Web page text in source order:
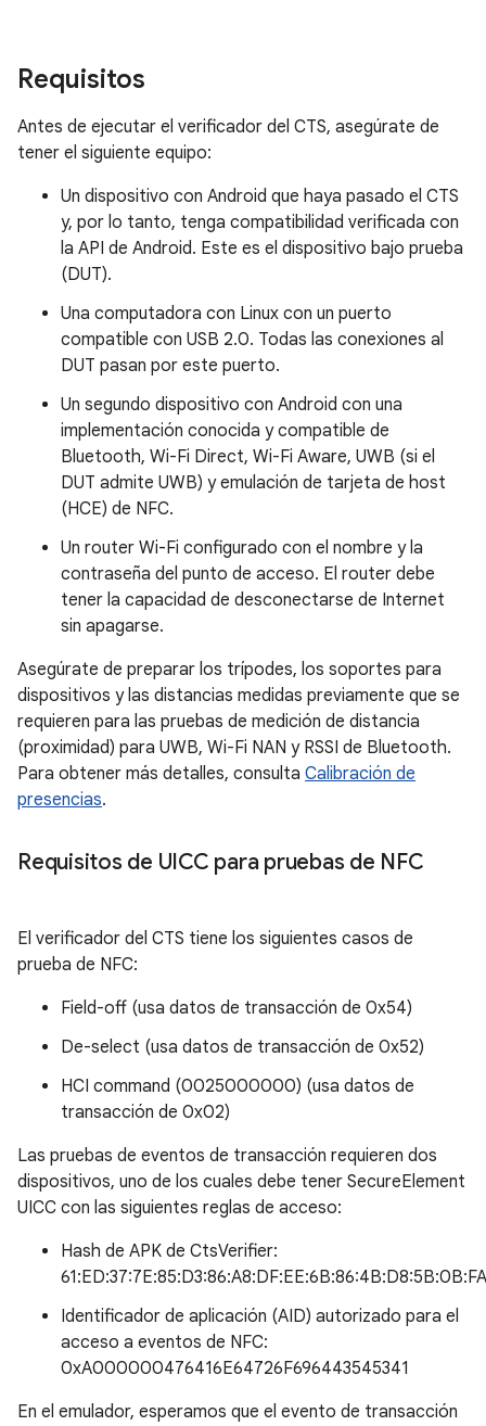
Requisitos
Antes de ejecutar el verificador del CTS, asegúrate de
tener el siguiente equipo:
Un dispositivo con Android que haya pasado el CTS
y, por lo tanto, tenga compatibilidad verificada con
la API de Android. Este es el dispositivo bajo prueba
(DUT).
Una computadora con Linux con un puerto
compatible con USB 2.0. Todas las conexiones al
DUT pasan por este puerto.
Un segundo dispositivo con Android con una
implementación conocida y compatible de
Bluetooth, Wi-Fi Direct, Wi-Fi Aware, UWB (si el
DUT admite UWB) y emulación de tarjeta de host
(HCE) de NFC.
Un router Wi-Fi configurado con el nombre y la
contraseña del punto de acceso. El router debe
tener la capacidad de desconectarse de Internet
sin apagarse.
Asegúrate de preparar los trípodes, los soportes para
dispositivos y las distancias medidas previamente que se
requieren para las pruebas de medición de distancia
(proximidad) para UWB, Wi-Fi NAN y RSSI de Bluetooth.
Para obtener más detalles, consulta Calibración de
presencias.
Requisitos de UICC para pruebas de NFC
El verificador del CTS tiene los siguientes casos de
prueba de NFC:
Field-off (usa datos de transacción de 0x54)
De-select (usa datos de transacción de 0x52)
HCI command (0025000000) (usa datos de
transacción de 0x02)
Las pruebas de eventos de transacción requieren dos
dispositivos, uno de los cuales debe tener SecureElement
UICC con las siguientes reglas de acceso:
Hash de APK de CtsVerifier:
Identificador de aplicación (AID) autorizado para el
acceso a eventos de NFC:
0xA000000476416E64726F696443545341
En el emulador, esperamos que el evento de transacción